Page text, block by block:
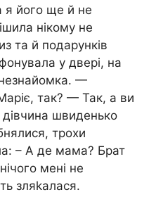
я його ще й не
нікому не
та й подарунків
у двері, на
незнайомка. —
так? — Так, а ви
дівчина швиденько
трохи
– А де мама? Брат
мені не
зляkалася.